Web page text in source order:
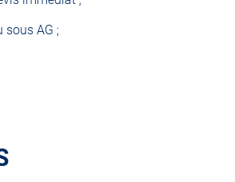
sous AG ;